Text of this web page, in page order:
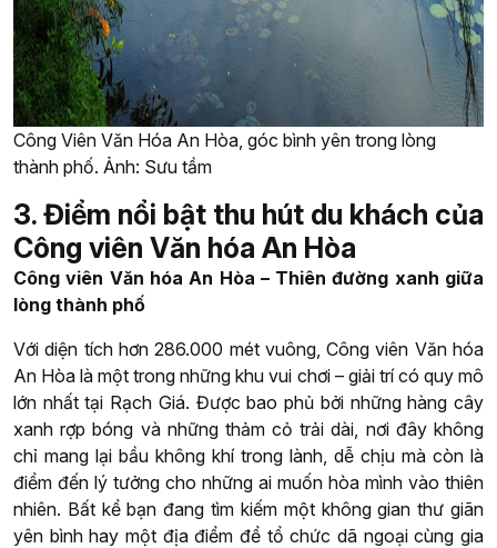
Công Viên Văn Hóa An Hòa, góc bình yên trong lòng
thành phố. Ảnh: Sưu tầm
3. Điểm nổi bật thu hút du khách của
Công viên Văn hóa An Hòa
Công viên Văn hóa An Hòa – Thiên đường xanh giữa
lòng thành phố
Với diện tích hơn 286.000 mét vuông, Công viên Văn hóa
An Hòa là một trong những khu vui chơi – giải trí có quy mô
lớn nhất tại Rạch Giá. Được bao phủ bởi những hàng cây
xanh rợp bóng và những thảm cỏ trải dài, nơi đây không
chỉ mang lại bầu không khí trong lành, dễ chịu mà còn là
điểm đến lý tưởng cho những ai muốn hòa mình vào thiên
nhiên. Bất kể bạn đang tìm kiếm một không gian thư giãn
yên bình hay một địa điểm để tổ chức dã ngoại cùng gia